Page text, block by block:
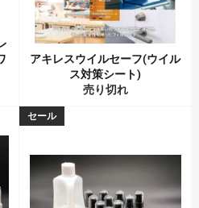
アキレスウイルセーフ(ウイル
ス対策シート)
売り切れ
セール